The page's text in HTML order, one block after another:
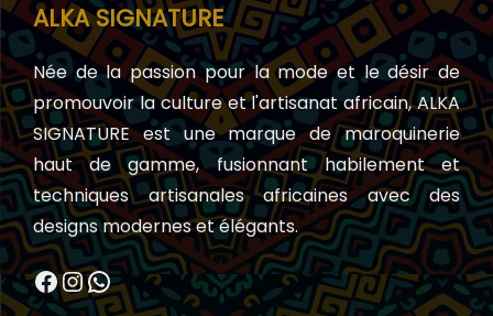
ALKA SIGNATURE
Née de la passion pour la mode et le désir de
promouvoir la culture et l'artisanat africain, ALKA
SIGNATURE est une marque de maroquinerie
haut de gamme, fusionnant habilement et
techniques artisanales africaines avec des
designs modernes et élégants.
Facebook InstagramWhatsApp